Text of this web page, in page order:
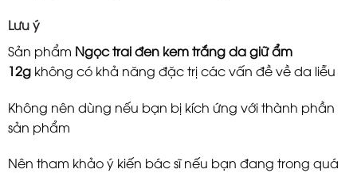
Lưu ý
Sản phẩm Ngọc trai đen kem trắng da giữ ẩm
12g không có khả năng đặc trị các vấn đề về da liễu
Không nên dùng nếu bạn bị kích ứng với thành phần
sản phẩm
Nên tham khảo ý kiến bác sĩ nếu bạn đang trong quá